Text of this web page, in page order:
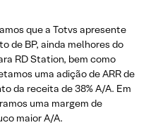
que a Totvs apresente
de BP, ainda melhores do
RD Station, bem como
uma adição de ARR de
da receita de 38% A/A. Em
uma margem de
maior A/A.